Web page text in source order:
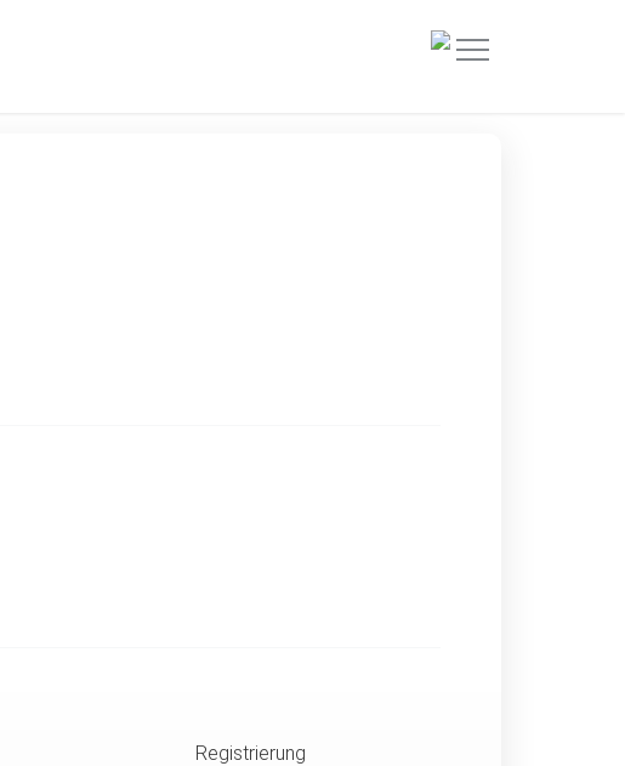
Registrierung